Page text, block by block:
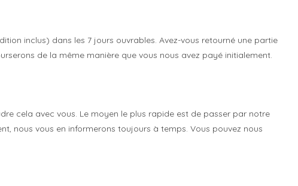
inclus) dans les 7 jours ouvrables. Avez-vous retourné une partie
de la même manière que vous nous avez payé initialement.
cela avec vous. Le moyen le plus rapide est de passer par notre
nous vous en informerons toujours à temps. Vous pouvez nous